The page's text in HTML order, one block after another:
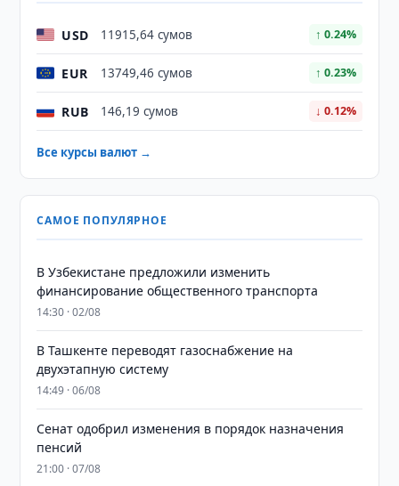
USD 11915,64 сумов ↑ 0.24%
EUR 13749,46 сумов ↑ 0.23%
RUB 146,19 сумов ↓ 0.12%
Все курсы валют →
САМОЕ ПОПУЛЯРНОЕ
В Узбекистане предложили изменить
финансирование общественного транспорта
14:30 · 02/08
В Ташкенте переводят газоснабжение на
двухэтапную систему
14:49 · 06/08
Сенат одобрил изменения в порядок назначения
пенсий
21:00 · 07/08